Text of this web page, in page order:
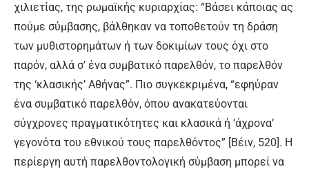
χιλιετίας, της ρωμαϊκής κυριαρχίας: “Βάσει κάποιας ας
πούμε σύμβασης, βάλθηκαν να τοποθετούν τη δράση
των μυθιστορημάτων ή των δοκιμίων τους όχι στο
παρόν, αλλά σ’ ένα συμβατικό παρελθόν, το παρελθόν
της ‘κλασικής’ Αθήνας”. Πιο συγκεκριμένα, “εφηύραν
ένα συμβατικό παρελθόν, όπου ανακατεύονται
σύγχρονες πραγματικότητες και κλασικά ή ‘άχρονα’
γεγονότα του εθνικού τους παρελθόντος” [Βέιν, 520]. Η
περίεργη αυτή παρελθοντολογική σύμβαση μπορεί να